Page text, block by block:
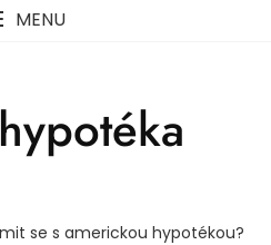
MENU
se s americkou hypotékou?